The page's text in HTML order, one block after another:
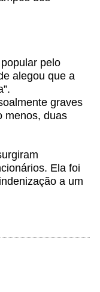
pelo
alegou que a
graves
menos, duas
Ela foi
a um